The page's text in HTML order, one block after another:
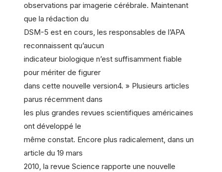
observations par imagerie cérébrale. Maintenant
que la rédaction du
DSM-5 est en cours, les responsables de l’APA
reconnaissent qu’aucun
indicateur biologique n’est suffisamment fiable
pour mériter de figurer
dans cette nouvelle version4. » Plusieurs articles
parus récemment dans
les plus grandes revues scientifiques américaines
ont développé le
même constat. Encore plus radicalement, dans un
article du 19 mars
2010, la revue Science rapporte une nouvelle